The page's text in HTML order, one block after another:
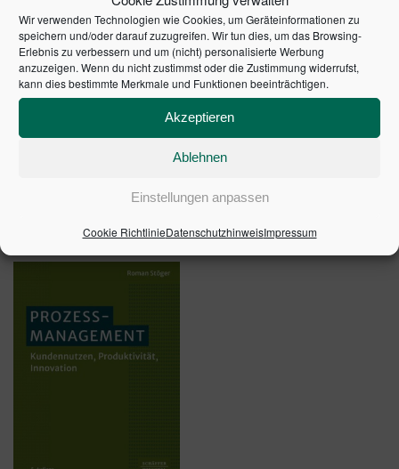
Wir verwenden Technologien wie Cookies, um Geräteinformationen zu
speichern und/oder darauf zuzugreifen. Wir tun dies, um das Browsing-
Erlebnis zu verbessern und um (nicht) personalisierte Werbung
anzuzeigen. Wenn du nicht zustimmst oder die Zustimmung widerrufst,
kann dies bestimmte Merkmale und Funktionen beeinträchtigen.
Akzeptieren
Ablehnen
Einstellungen anpassen
Cookie RichtlinieDatenschutzhinweisImpressum
5. überarbeitete und erweiterte Auflage 2014 |
Artikelnummer: 20151-0001 | ISBN: 9783791033129
ÄHNLICHE PRODUKTE